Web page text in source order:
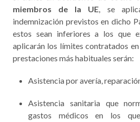
miembros de la UE, se
indemnización previstos en dicho
estos sean inferiores a los que
aplicarán los límites contratados en
prestaciones más habituales serán:
Asistencia por avería,
Asistencia sanitaria que
gastos médicos en los